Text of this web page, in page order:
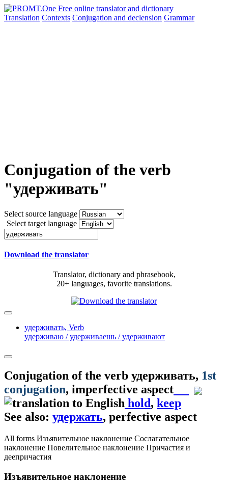
Translation Contexts Conjugation and declension Grammar
Conjugation of the verb
"удерживать"
Select source language
Select target language
Download the translator
Translator, dictionary and phrasebook,
20+ languages, favorite translations.
удерживать, Verb
удерживаю / удерживаешь / удерживают
Conjugation of the verb удерживать, 1st
conjugation, imperfective aspect
hold, keep
See also: удержать, perfective aspect
All forms Изъявительное наклонение Сослагательное
наклонение Повелительное наклонение Причастия и
деепричастия
Изъявительное наклонение